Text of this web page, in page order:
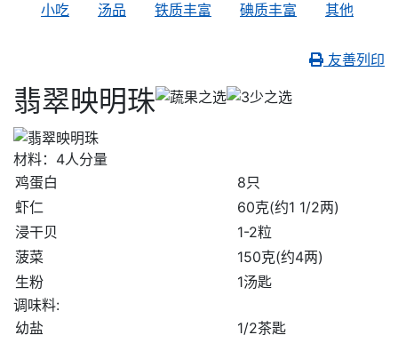
小吃
汤品 铁质丰富 碘质丰富 其他
友善列印
翡翠映明珠
材料：4人分量
鸡蛋白
8只
虾仁
60克(约1 1/2两)
浸干贝
1-2粒
菠菜
150克(约4两)
生粉
1汤匙
调味料:
幼盐
1/2茶匙